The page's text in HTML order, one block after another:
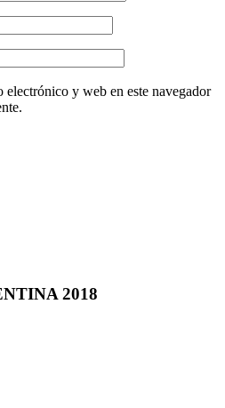
electrónico y web en este navegador
2018